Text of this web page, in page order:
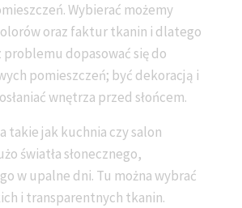
Wybierać możemy
oraz faktur tkanin i dlatego
problemu dopasować się do
pomieszczeń; być dekoracją i
wnętrza przed słońcem.
takie jak kuchnia czy salon
światła słonecznego,
w upalne dni. Tu można wybrać
i transparentnych tkanin.